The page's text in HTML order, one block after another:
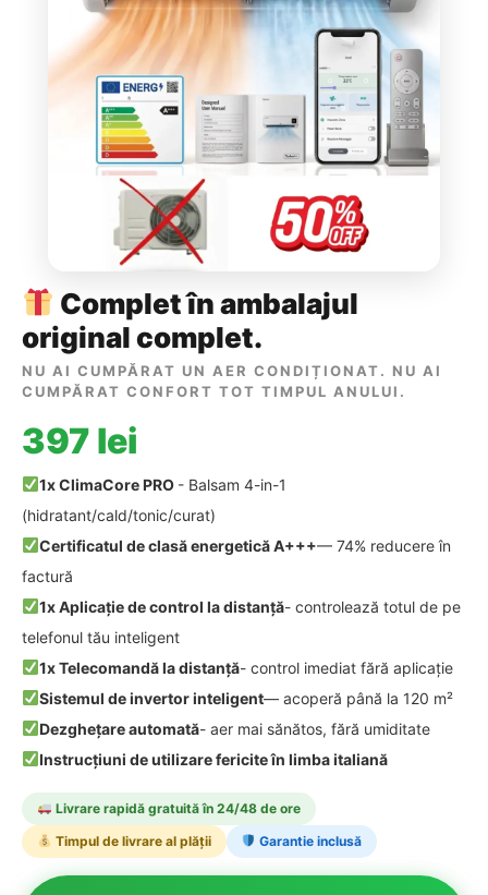
Complet în ambalajul
original complet.
NU AI CUMPĂRAT UN AER CONDIȚIONAT. NU AI
CUMPĂRAT CONFORT TOT TIMPUL ANULUI.
397 lei
1x ClimaCore PRO - Balsam 4-in-1
(hidratant/cald/tonic/curat)
Certificatul de clasă energetică A+++— 74% reducere în
factură
1x Aplicație de control la distanță- controlează totul de pe
telefonul tău inteligent
1x Telecomandă la distanță- control imediat fără aplicație
Sistemul de invertor inteligent— acoperă până la 120 m²
Dezghețare automată- aer mai sănătos, fără umiditate
Instrucțiuni de utilizare fericite în limba italiană
Livrare rapidă gratuită în 24/48 de ore
Timpul de livrare al plății
Garantie inclusă